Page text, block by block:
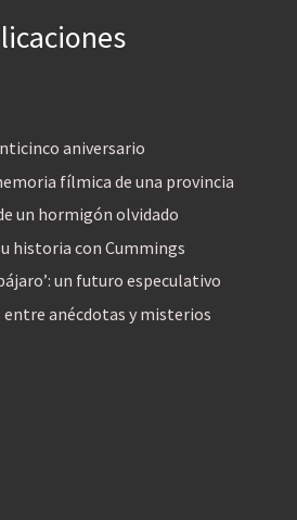
aniversario
fílmica de una provincia
un hormigón olvidado
historia con Cummings
un futuro especulativo
entre anécdotas y misterios